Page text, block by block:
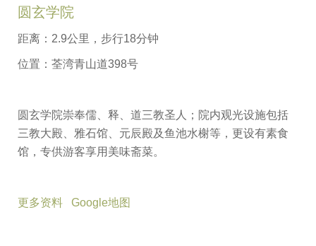
圆玄学院
距离：2.9公里，步行18分钟
位置：荃湾青山道398号
圆玄学院崇奉儒、释、道三教圣人；院内观光设施包括
三教大殿、雅石馆、元辰殿及鱼池水榭等，更设有素食
馆，专供游客享用美味斋菜。
更多资料 Google地图